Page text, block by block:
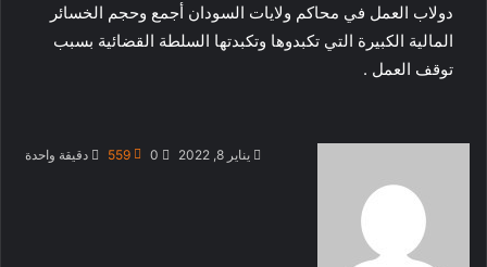
دولاب العمل في محاكم ولايات السودان أجمع وحجم الخسائر
المالية الكبيرة التي تكبدوها وتكبدتها السلطة القضائية بسبب
توقف العمل .
أرسليناير 8, 2022 0
559 دقيقة واحدة